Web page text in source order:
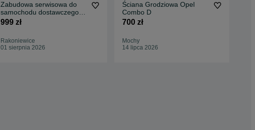
Zabudowa serwisowa do
samochodu dostawczego
Regał Bus Szafka
999 zł
Rakoniewice
01 sierpnia 2026
Ściana Grodziowa Opel
Combo D
700 zł
Mochy
14 lipca 2026